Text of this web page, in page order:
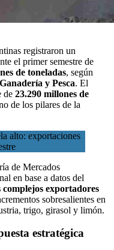
registraron un
el primer semestre de
de toneladas, según
y Pesca. El
de 23.290 millones de
de los pilares de la
alto: exportaciones
de Mercados
en base a datos del
complejos exportadores
sobresalientes en
trigo, girasol y limón.
estratégica